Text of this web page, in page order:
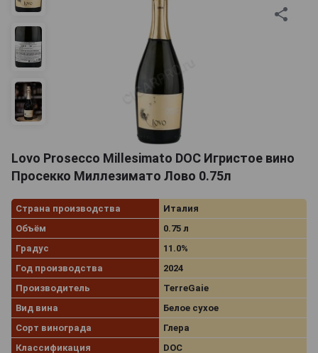
Lovo Prosecco Millesimato DOC Игристое вино
Просекко Миллезимато Лово 0.75л
Страна производства
Италия
Объём
0.75 л
Градус
11.0%
Год производства
2024
Производитель
TerreGaie
Вид вина
Белое сухое
Сорт винограда
Глера
Классификация
DOC